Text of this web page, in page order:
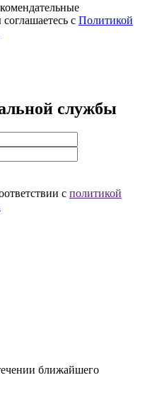
с Политикой
службы
с политикой
ближайшего